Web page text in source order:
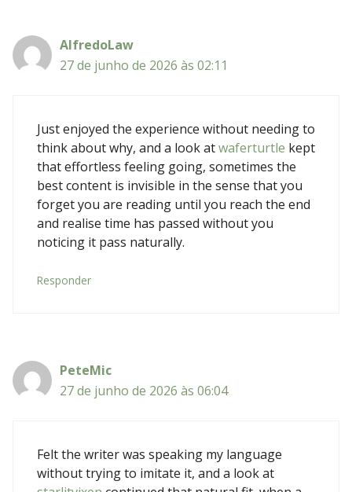
AlfredoLaw
27 de junho de 2026 às 02:11
Just enjoyed the experience without needing to
think about why, and a look atwaferturtle kept
that effortless feeling going, sometimes the
best content is invisible in the sense that you
forget you are reading until you reach the end
and realise time has passed without you
noticing it pass naturally.
Responder
PeteMic
27 de junho de 2026 às 06:04
Felt the writer was speaking my language
without trying to imitate it, and a look at